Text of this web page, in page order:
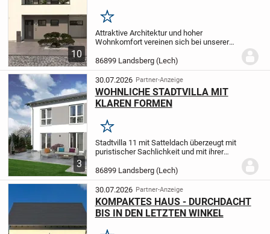
10
Merken
Attraktive Architektur und hoher
Wohnkomfort vereinen sich bei unserer
gelungenen Symbiose. Ein Zugang zu den
Wohnräumen im Erdgeschoss ist nicht
nur durch die...
86899 Landsberg (Lech)
3
30.07.2026 Partner-Anzeige
WOHNLICHE STADTVILLA MIT
KLAREN FORMEN
Merken
Stadtvilla 11 mit Satteldach überzeugt mit
puristischer Sachlichkeit und mit ihrer
beim quadratischen Grundriss, setzt sich
durch die klaren Linien in der...
86899 Landsberg (Lech)
30.07.2026 Partner-Anzeige
KOMPAKTES HAUS - DURCHDACHT
BIS IN DEN LETZTEN WINKEL